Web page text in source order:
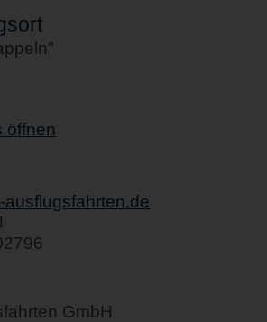
öffnen
GmbH